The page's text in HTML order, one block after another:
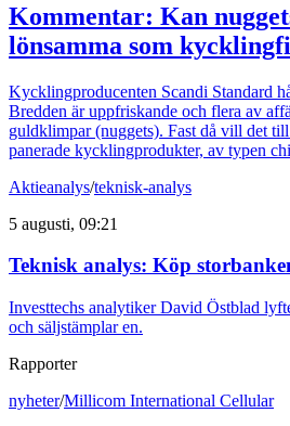
Kommentar: Kan
lönsamma som
Kycklingproducenten Scandi Standard
Bredden är uppfriskande och flera av
guldklimpar (nuggets). Fast då vill det
panerade kycklingprodukter, av typen
Aktieanalys/teknisk-analys
5 augusti, 09:21
Teknisk analys: Köp
Investtechs analytiker David Östblad
och säljstämplar en.
Rapporter
nyheter/Millicom International Cellular